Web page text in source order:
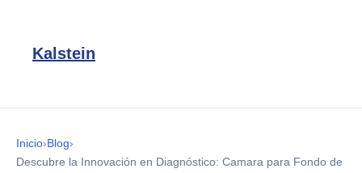
Kalstein
Inicio›Blog›
Descubre la Innovación en Diagnóstico: Camara para Fondo de